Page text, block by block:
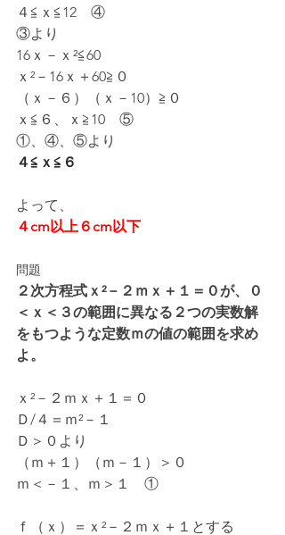
４≦ｘ≦12　④
③より
16ｘ－ｘ²≦60
ｘ²－16ｘ＋60≧０
（ｘ－６）（ｘ－10）≧０
ｘ≦６、ｘ≧10　⑤
①、④、⑤より
４≦ｘ≦６
よって、
４cm以上６cm以下
問題
２次方程式ｘ²－２ｍｘ＋１＝０が、０
＜ｘ＜３の範囲に異なる２つの実数解
をもつような定数ｍの値の範囲を求め
よ。
ｘ²－２ｍｘ＋１＝０
Ｄ/４＝ｍ²－１
Ｄ＞０より
（ｍ＋１）（ｍ－１）＞０
ｍ＜－１、ｍ＞１　①
ｆ（ｘ）＝ｘ²－２ｍｘ＋１とする